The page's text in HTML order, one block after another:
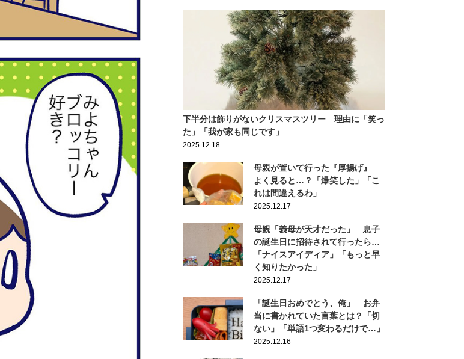
下半分は飾りがないクリスマスツリー 理由に「笑っ
た」「我が家も同じです」
2025.12.18
母親が置いて行った『厚揚げ』
よく見ると…？「爆笑した」「こ
れは間違えるわ」
2025.12.17
母親「義母が天才だった」 息子
の誕生日に招待されて行ったら…
「ナイスアイディア」「もっと早
く知りたかった」
2025.12.17
「誕生日おめでとう、俺」 お弁
当に書かれていた言葉とは？「切
ない」「単語1つ変わるだけで…」
2025.12.16